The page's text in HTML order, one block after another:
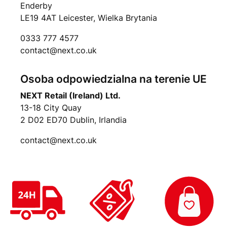
Enderby
LE19 4AT Leicester, Wielka Brytania
0333 777 4577
contact@next.co.uk
Osoba odpowiedzialna na terenie UE
NEXT Retail (Ireland) Ltd.
13-18 City Quay
2 D02 ED70 Dublin, Irlandia
contact@next.co.uk